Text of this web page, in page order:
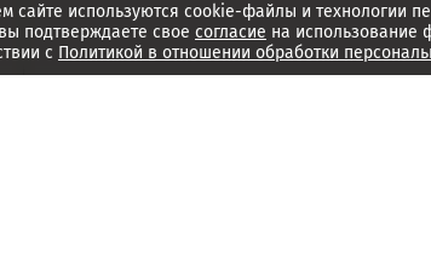
сайте используются cookie-файлы и технологии
подтверждаете свое согласие на использование
с Политикой в отношении обработки